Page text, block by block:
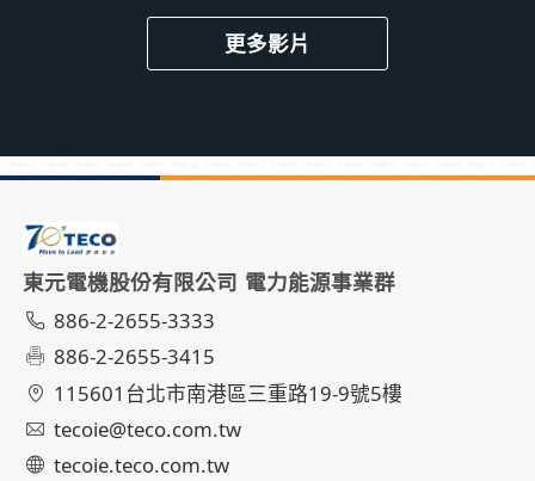
更多影片
東元電機股份有限公司 電力能源事業群
886-2-2655-3333
886-2-2655-3415
115601台北市南港區三重路19-9號5樓
tecoie@teco.com.tw
tecoie.teco.com.tw